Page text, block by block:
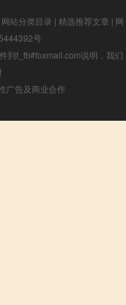
网站分类目录 | 精选推荐文章 | 网
号
到f_fb#foxmail.com说明，我们
广告及商业合作